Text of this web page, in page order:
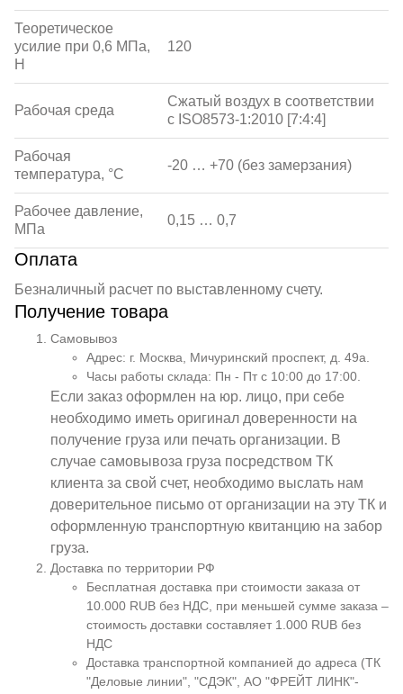
Теоретическое
усилие при 0,6 МПа,
Н
120
Рабочая среда
Сжатый воздух в соответствии
с ISO8573-1:2010 [7:4:4]
Рабочая
температура, °С
-20 … +70 (без замерзания)
Рабочее давление,
МПа
0,15 … 0,7
Оплата
Безналичный расчет по выставленному счету.
Получение товара
Самовывоз
Адрес: г. Москва, Мичуринский проспект, д. 49а.
Часы работы склада: Пн - Пт с 10:00 до 17:00.
Если заказ оформлен на юр. лицо, при себе
необходимо иметь оригинал доверенности на
получение груза или печать организации. В
случае самовывоза груза посредством ТК
клиента за свой счет, необходимо выслать нам
доверительное письмо от организации на эту ТК и
оформленную транспортную квитанцию на забор
груза.
Доставка по территории РФ
Бесплатная доставка при стоимости заказа от
10.000 RUB без НДС, при меньшей сумме заказа –
стоимость доставки составляет 1.000 RUB без
НДС
Доставка транспортной компанией до адреса (ТК
"Деловые линии", "СДЭК", АО "ФРЕЙТ ЛИНК"-